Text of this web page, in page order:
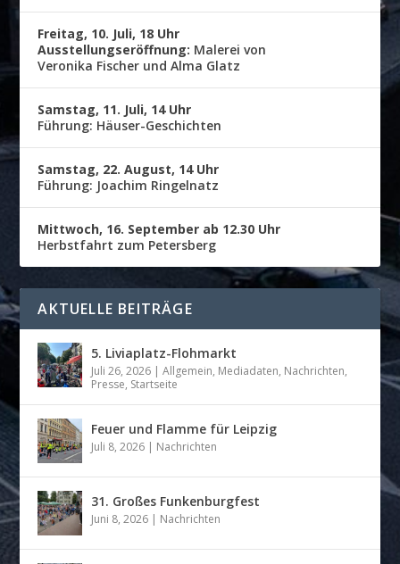
Freitag, 10. Juli, 18 Uhr
Ausstellungseröffnung: Malerei von
Veronika Fischer und Alma Glatz
Samstag, 11. Juli, 14 Uhr
Führung: Häuser-Geschichten
Samstag, 22. August, 14 Uhr
Führung: Joachim Ringelnatz
Mittwoch, 16. September ab 12.30 Uhr
Herbstfahrt zum Petersberg
AKTUELLE BEITRÄGE
5. Liviaplatz-Flohmarkt
Juli 26, 2026 |Allgemein, Mediadaten, Nachrichten,
Presse, Startseite
Feuer und Flamme für Leipzig
Juli 8, 2026 | Nachrichten
31. Großes Funkenburgfest
Juni 8, 2026 | Nachrichten